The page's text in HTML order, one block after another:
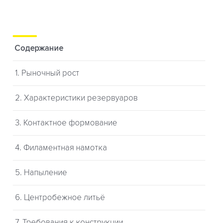
Содержание
1. Рыночный рост
2. Характеристики резервуаров
3. Контактное формование
4. Филаментная намотка
5. Напыление
6. Центробежное литьё